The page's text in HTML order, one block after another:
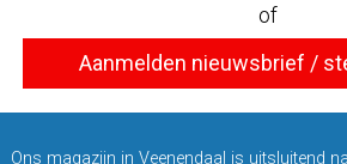
of
Aanmelden nieuwsbrief /
Ons magazijn in Veenendaal is uitsluitend